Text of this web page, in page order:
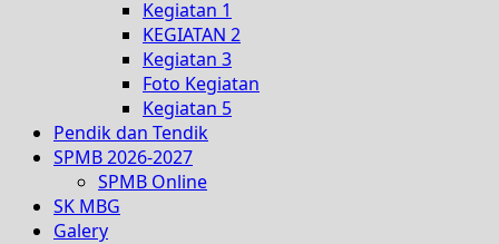
Kegiatan 1
KEGIATAN 2
Kegiatan 3
Foto Kegiatan
Kegiatan 5
Pendik dan Tendik
SPMB 2026-2027
SPMB Online
SK MBG
Galery